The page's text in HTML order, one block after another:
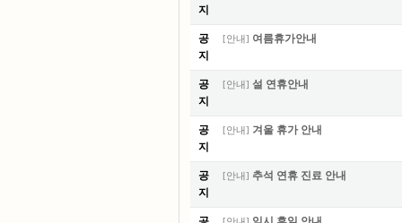
지
공
지
[안내] 여름휴가안내
공
지
[안내] 설 연휴안내
공
지
[안내] 겨울 휴가 안내
공
지
[안내] 추석 연휴 진료 안내